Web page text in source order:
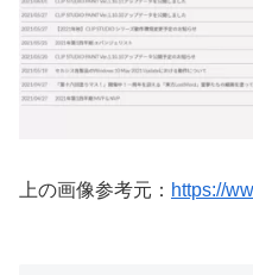
上の画像参考元： https://